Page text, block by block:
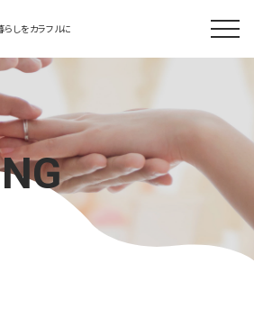
しをカラフルに